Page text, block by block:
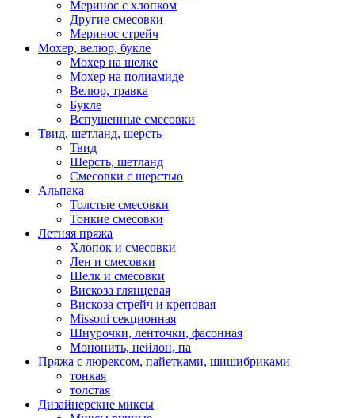
Меринос с хлопком
Другие смесовки
Меринос стрейч
Мохер, велюр, букле
Мохер на шелке
Мохер на полиамиде
Велюр, травка
Букле
Вспушенные смесовки
Твид, шетланд, шерсть
Твид
Шерсть, шетланд
Смесовки с шерстью
Альпака
Толстые смесовки
Тонкие смесовки
Летняя пряжа
Хлопок и смесовки
Лен и смесовки
Шелк и смесовки
Вискоза глянцевая
Вискоза стрейч и креповая
Missoni секционная
Шнурочки, ленточки, фасонная
Мононить, нейлон, па
Пряжа с люрексом, пайетками, шишибриками
тонкая
толстая
Дизайнерские миксы